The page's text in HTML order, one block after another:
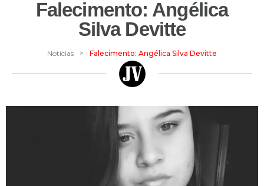
Falecimento: Angélica
Silva Devitte
Notícias > Falecimento: Angélica Silva Devitte